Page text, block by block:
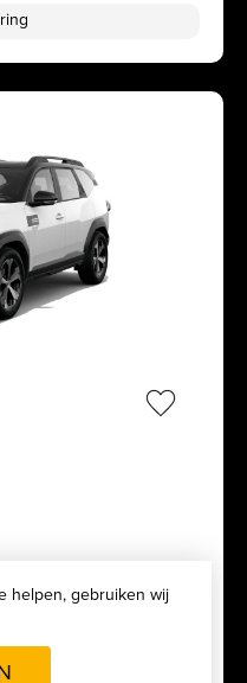
helpen, gebruiken wij
€9.678,00